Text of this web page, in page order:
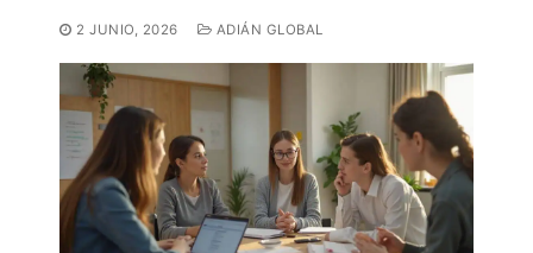
Inicio
2 JUNIO, 2026 ADIÁN GLOBAL